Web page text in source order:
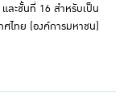
ละชั้นที่ 16 สำหรับเป็น
ศไทย (องค์การมหาชน)